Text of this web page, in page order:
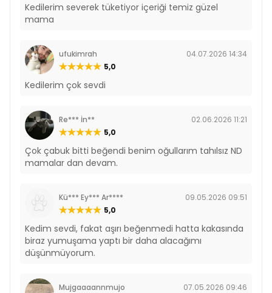
Kedilerim severek tüketiyor içeriği temiz güzel
mama
ufukimrah
04.07.2026 14:34
5,0
Kedilerim çok sevdi
Re*** İn**
02.06.2026 11:21
5,0
Çok çabuk bitti beğendi benim oğullarım tahılsız ND
mamalar dan devam.
Kü*** Ey*** Ar****
09.05.2026 09:51
5,0
Kedim sevdi, fakat aşırı beğenmedi hatta kakasında
biraz yumuşama yaptı bir daha alacağımı
düşünmüyorum.
Mujgaaaannmujo
07.05.2026 09:46